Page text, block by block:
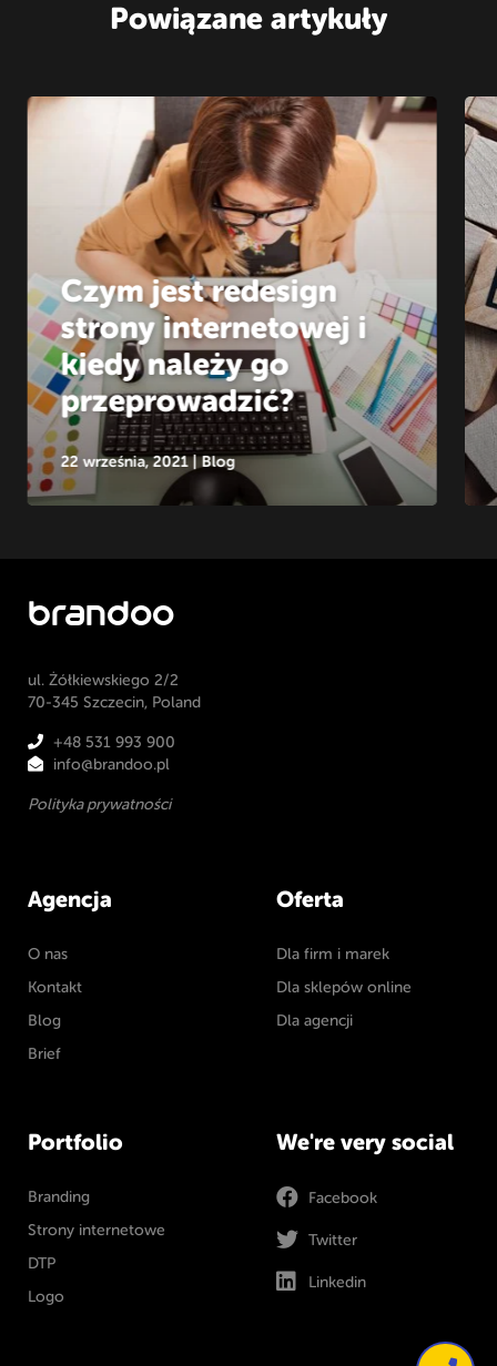
Powiązane artykuły
Czym jest redesign
strony internetowej i
kiedy należy go
przeprowadzić?
22 września, 2021 |Blog
brandoo
ul. Żółkiewskiego 2/2
70-345 Szczecin, Poland
+48 531 993 900
info@brandoo.pl
Polityka prywatności
Agencja
O nas
Kontakt
Blog
Brief
Oferta
Dla firm i marek
Dla sklepów online
Dla agencji
Portfolio
Branding
Strony internetowe
DTP
Logo
We're very social
Facebook
Twitter
Linkedin